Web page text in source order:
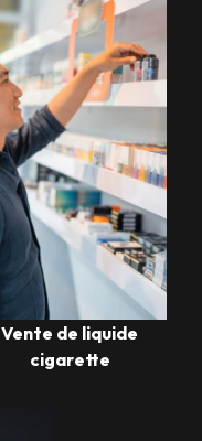
Vente de liquide
cigarette